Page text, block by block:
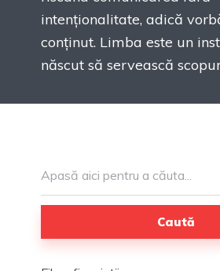
intenționalitate, adică
conținut. Limba este un
născut să servească
Caută